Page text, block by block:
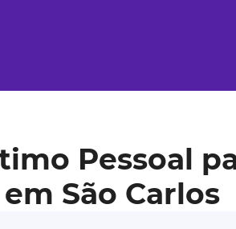
Pessoal
São Carlos